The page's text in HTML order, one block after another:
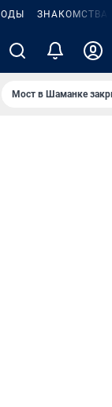
ЗНАКОМСТВА
Мост в Шаманке